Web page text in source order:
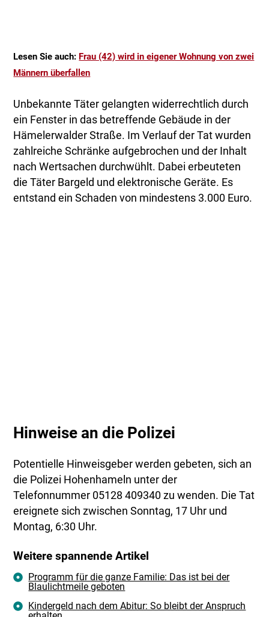
Lesen Sie auch: Frau (42) wird in eigener Wohnung von zwei
Männern überfallen
Unbekannte Täter gelangten widerrechtlich durch
ein Fenster in das betreffende Gebäude in der
Hämelerwalder Straße. Im Verlauf der Tat wurden
zahlreiche Schränke aufgebrochen und der Inhalt
nach Wertsachen durchwühlt. Dabei erbeuteten
die Täter Bargeld und elektronische Geräte. Es
entstand ein Schaden von mindestens 3.000 Euro.
Hinweise an die Polizei
Potentielle Hinweisgeber werden gebeten, sich an
die Polizei Hohenhameln unter der
Telefonnummer 05128 409340 zu wenden. Die Tat
ereignete sich zwischen Sonntag, 17 Uhr und
Montag, 6:30 Uhr.
Weitere spannende Artikel
Programm für die ganze Familie: Das ist bei der
Blaulichtmeile geboten
Kindergeld nach dem Abitur: So bleibt der Anspruch